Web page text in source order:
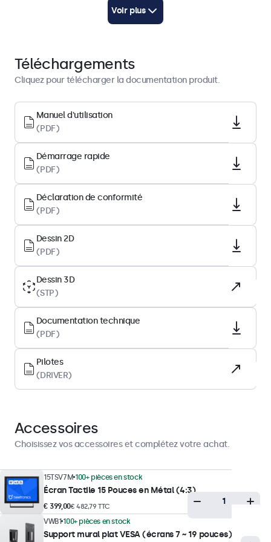
Format d'image
Résolution native
1024 x 768
Pixels par pouce
85 PPI
Diagonale
15.0 pouces (381 mm)
Type de dalle
IPS-LCD
Rétro-éclairage
Surface
Verre trempé
Orientation prise en charge
Paysage, portrait, Face-up
Performances d’affichage
300 nits (typique)
Luminosité minimale
Contraste
1500:1
Angle de vision
178° horizontal, 178° vertical
Voir plus
Téléchargements
Cliquez pour télécharger la documentation produit.
Manuel d'utilisation
(PDF)
Démarrage rapide
(PDF)
Déclaration de conformité
(PDF)
Dessin 2D
(PDF)
Dessin 3D
(STP)
Documentation technique
(PDF)
Pilotes
(DRIVER)
Accessoires
Choisissez vos accessoires et complétez votre achat.
15TSV7M 100+ pièces en stock
Écran Tactile 15 Pouces en Métal (4:3)
€ 399,00€ 482,79 TTC
VWB1 100+ pièces en stock
Support mural plat VESA (écrans 7 ~ 19 pouces)